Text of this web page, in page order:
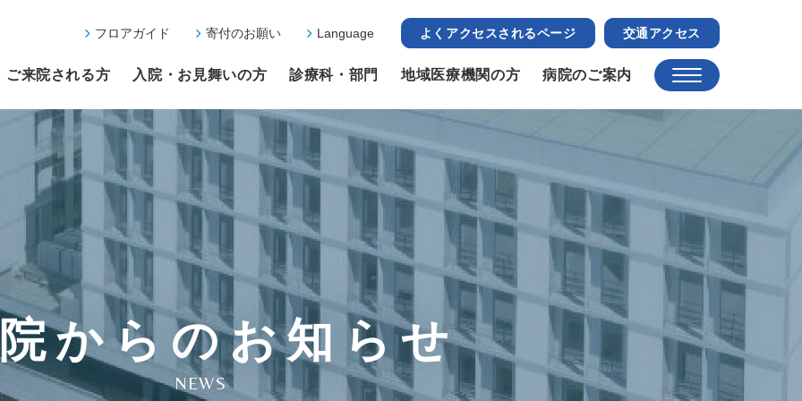
フロアガイド 寄付のお願い Language よくアクセスされるページ 交通アクセス
ご来院される方 入院・お見舞いの方 診療科・部門 地域医療機関の方 病院のご案内
からのお知らせ
NEWS